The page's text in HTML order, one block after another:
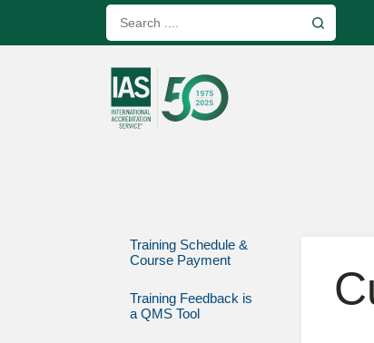
Training Schedule &
Course Payment
Training Feedback is
a QMS Tool